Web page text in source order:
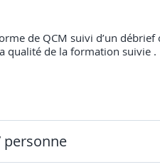
de QCM suivi d’un
qualité de la formation suivie .
personne